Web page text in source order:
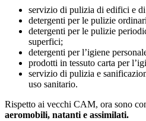
servizio di pulizia di edifici e
detergenti per le pulizie
detergenti per le pulizie
superfici;
detergenti per l’igiene
prodotti in tessuto carta per
servizio di pulizia e
uso sanitario.
Rispetto ai vecchi CAM, ora sono
aeromobili, natanti e assimilati.